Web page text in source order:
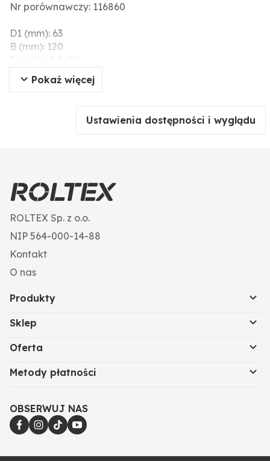
Nr porównawczy: 116860
D1 (mm): 63
B (mm): 120
D (mm): 60
A (mm): 95
Informacje dodatkowe: Dichtung und
Überwurfmutter müssen separat bestellt werden!
Pokaż więcej
Ustawienia dostępności i wyglądu
ROLTEX Sp. z o.o.
NIP 564-000-14-88
Kontakt
O nas
Produkty
Sklep
Oferta
Metody płatności
OBSERWUJ NAS